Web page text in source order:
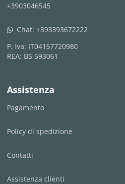
+3903046545
whatsapp Chat: +393393672222
P. Iva: IT04157720980
REA: BS 593061
Assistenza
Pagamento
Policy di spedizione
Contatti
Assistenza clienti